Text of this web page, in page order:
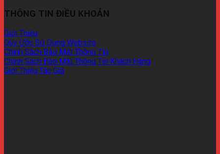
THÔNG TIN ĐIỀU KHOẢN
Giới Thiệu
Quy Ước Sử Dụng Website
Chính Sách Bảo Mật Thông Tin
Chính Sách Bảo Mật Thông Tin Khách Hàng
Giới Thiệu Tác Giả